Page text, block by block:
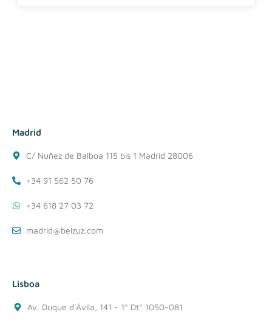
Madrid
C/ Nuñez de Balboa 115 bis 1 Madrid 28006
+34 91 562 50 76
+34 618 27 03 72
madrid@belzuz.com
Lisboa
Av. Duque d'Ávila, 141 - 1º Dtº 1050-081